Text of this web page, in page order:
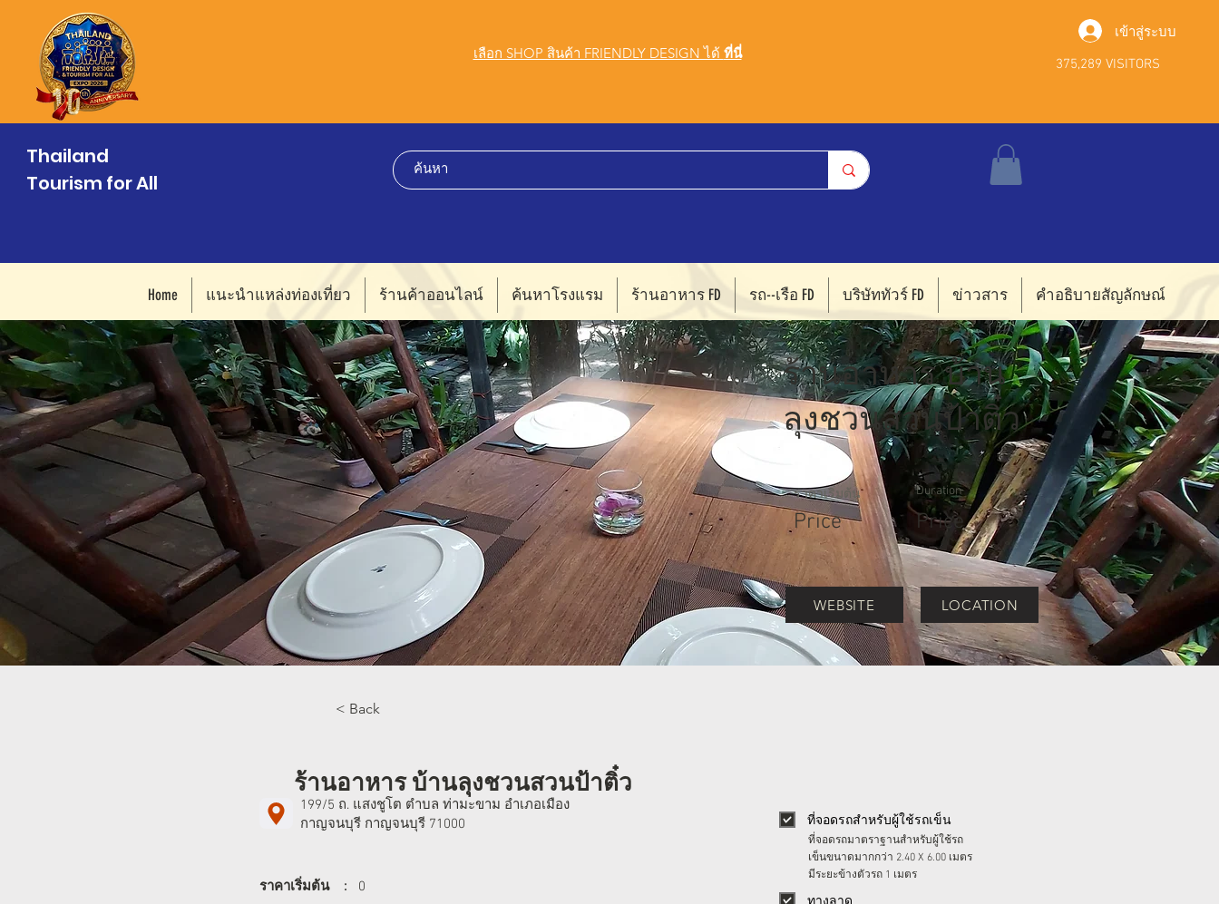
เลือก SHOP สินค้า FRIENDLY DESIGN ได้ ที่นี่
เข้าสู่ระบบ
375,289 VISITORS
Thailand
Tourism for All
Home แนะนำแหล่งท่องเที่ยว ร้านค้าออนไลน์ ค้นหาโรงแรม ร้านอาหาร FD รถ--เรือ FD บริษัททัวร์ FD ข่าวสาร คำอธิบายสัญลักษณ์
ร้านอาหาร บ้าน
ลุงชวนสวนป้าติ๋ว
ราคาเริ่มต้น
Price
Duration
Price
WEBSITE LOCATION
< Back
199/5 ถ. แสงชูโต ตำบล ท่ามะขาม อำเภอเมือง
กาญจนบุรี กาญจนบุรี 71000
ร้านอาหาร บ้านลุงชวนสวนป้าติ๋ว
ราคาเริ่มต้น : 0
ที่จอดรถสำหรับผู้ใช้รถเข็น
ที่จอดรถมาตราฐานสำหรับผู้ใช้รถ
เข็นขนาดมากกว่า 2.40 X 6.00 เมตร
มีระยะข้างตัวรถ 1 เมตร
ทางลาด